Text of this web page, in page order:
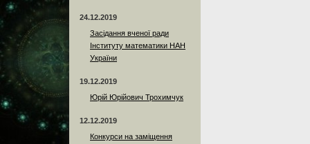
24.12.2019
Засідання вченої ради
Інституту математики НАН
України
19.12.2019
Юрій Юрійович Трохимчук
12.12.2019
Конкурси на заміщення